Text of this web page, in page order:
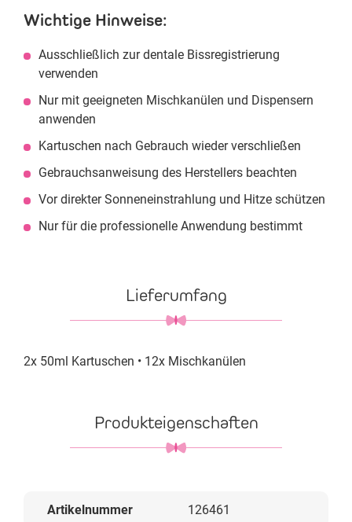
Wichtige Hinweise:
Ausschließlich zur dentale Bissregistrierung
verwenden
Nur mit geeigneten Mischkanülen und Dispensern
anwenden
Kartuschen nach Gebrauch wieder verschließen
Gebrauchsanweisung des Herstellers beachten
Vor direkter Sonneneinstrahlung und Hitze schützen
Nur für die professionelle Anwendung bestimmt
Lieferumfang
2x 50ml Kartuschen • 12x Mischkanülen
Produkteigenschaften
Artikelnummer 126461